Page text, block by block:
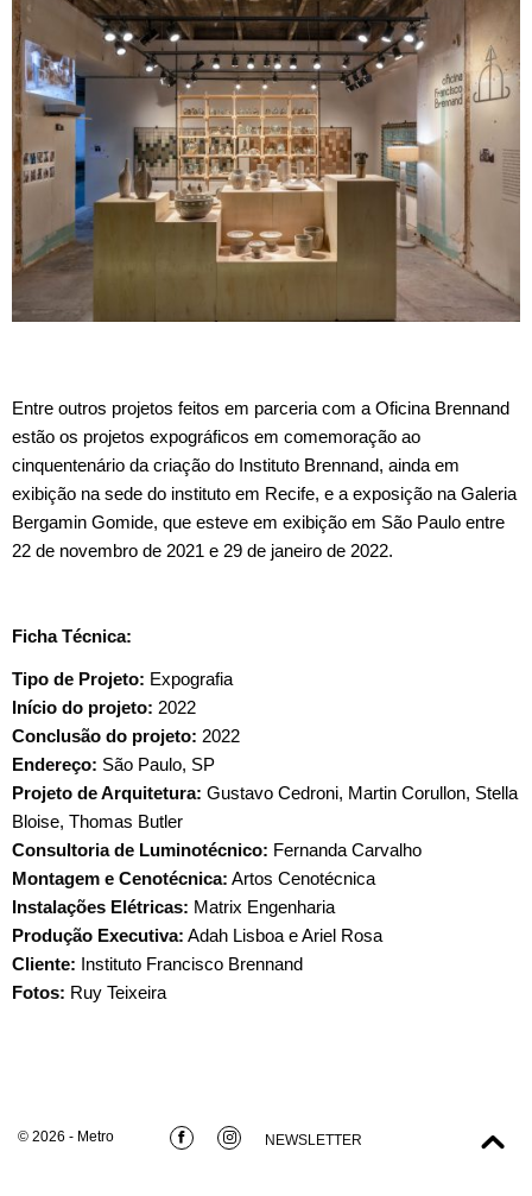
Entre outros projetos feitos em parceria com a Oficina Brennand
estão os projetos expográficos em comemoração ao
cinquentenário da criação do Instituto Brennand, ainda em
exibição na sede do instituto em Recife, e a exposição na Galeria
Bergamin Gomide, que esteve em exibição em São Paulo entre
22 de novembro de 2021 e 29 de janeiro de 2022.
Ficha Técnica:
Tipo de Projeto: Expografia
Início do projeto: 2022
Conclusão do projeto: 2022
Endereço: São Paulo, SP
Projeto de Arquitetura: Gustavo Cedroni, Martin Corullon, Stella
Bloise, Thomas Butler
Consultoria de Luminotécnico: Fernanda Carvalho
Montagem e Cenotécnica: Artos Cenotécnica
Instalações Elétricas: Matrix Engenharia
Produção Executiva: Adah Lisboa e Ariel Rosa
Cliente: Instituto Francisco Brennand
Fotos: Ruy Teixeira
© 2026 - Metro NEWSLETTER